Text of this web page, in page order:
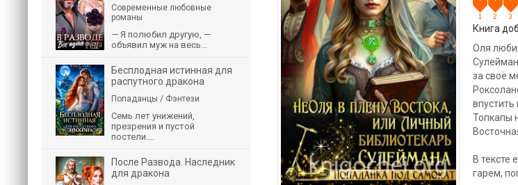
Книга
Оля
за своё
впустить
Топкапы
В тексте
гарем,
Современные любовные
романы
— Я полюбил другую, —
объявил муж на весь...
Бесплодная истинная для
распутного дракона
Попаданцы / Фэнтези
Семь лет унижений,
презрения и пустой
постели....
После Развода. Наследник
для дракона